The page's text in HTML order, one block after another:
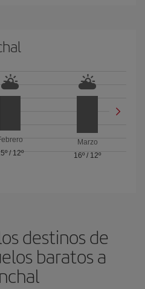
/ 12º
Marzo
16º / 12º
destinos de
baratos a